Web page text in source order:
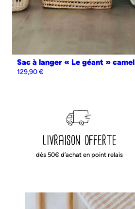
Sac à langer « Le géant » camel
129,90€
livraison offerte
dès 50€ d’achat en point relais